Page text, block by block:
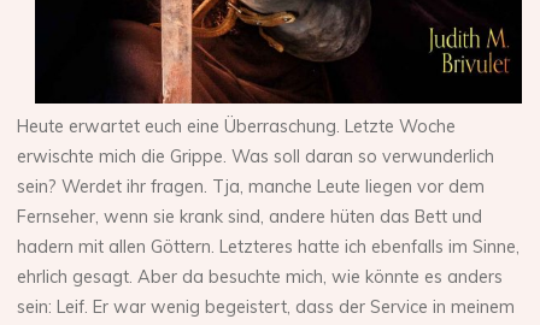
Heute erwartet euch eine Überraschung. Letzte Woche
erwischte mich die Grippe. Was soll daran so verwunderlich
sein? Werdet ihr fragen. Tja, manche Leute liegen vor dem
Fernseher, wenn sie krank sind, andere hüten das Bett und
hadern mit allen Göttern. Letzteres hatte ich ebenfalls im Sinne,
ehrlich gesagt. Aber da besuchte mich, wie könnte es anders
sein: Leif. Er war wenig begeistert, dass der Service in meinem